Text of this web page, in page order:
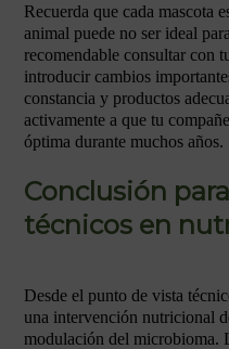
Recuerda que cada mascota
animal puede no ser ideal
recomendable consultar con
introducir cambios
constancia y productos
activamente a que tu
óptima durante muchos años.
Conclusión
técnicos en
Desde el punto de vista
una intervención nutricional
modulación del microbioma.